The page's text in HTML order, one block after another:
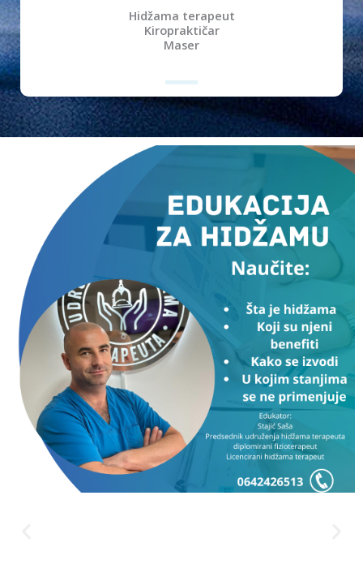
Hidžama terapeut
Kiropraktičar
Maser